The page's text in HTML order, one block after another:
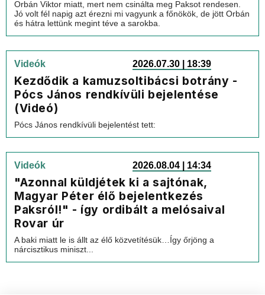
Orbán Viktor miatt, mert nem csinálta meg Paksot rendesen.
Jó volt fél napig azt érezni mi vagyunk a főnökök, de jött Orbán
és hátra lettünk megint téve a sarokba.
Videók 2026.07.30 | 18:39
Kezdődik a kamuzsoltibácsi botrány -
Pócs János rendkívüli bejelentése
(Videó)
Pócs János rendkívüli bejelentést tett:
Videók 2026.08.04 | 14:34
"Azonnal küldjétek ki a sajtónak,
Magyar Péter élő bejelentkezés
Paksról!" - így ordibált a melósaival
Rovar úr
A baki miatt le is állt az élő közvetítésük…Így őrjöng a
nárcisztikus miniszt...